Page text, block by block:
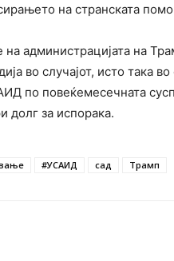
на странската
на администрацијата на
во случајот, исто така
по повеќемесечната
долг за испорака.
#УСАИД сад Трамп